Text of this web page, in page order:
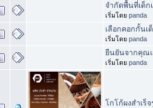
จำกัดพื้นที่เด็ก
เริ่มโดย panda
เลือกคอกกั้นเ
เริ่มโดย panda
ยืนยันจากคุณ
เริ่มโดย panda
โกโก้ผงสำเร็